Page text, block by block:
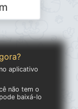
aplicativo
não tem o
baixá-lo